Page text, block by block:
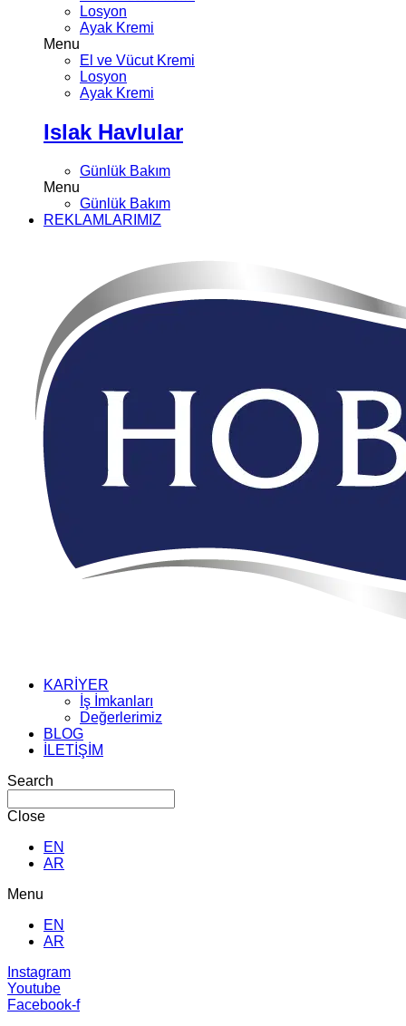
Losyon
Ayak Kremi
Menu
El ve Vücut Kremi
Losyon
Ayak Kremi
Islak Havlular
Günlük Bakım
Menu
Günlük Bakım
REKLAMLARIMIZ
KARİYER
İş İmkanları
Değerlerimiz
BLOG
İLETİŞİM
Search
Close
EN
AR
Menu
EN
AR
Instagram
Youtube
Facebook-f